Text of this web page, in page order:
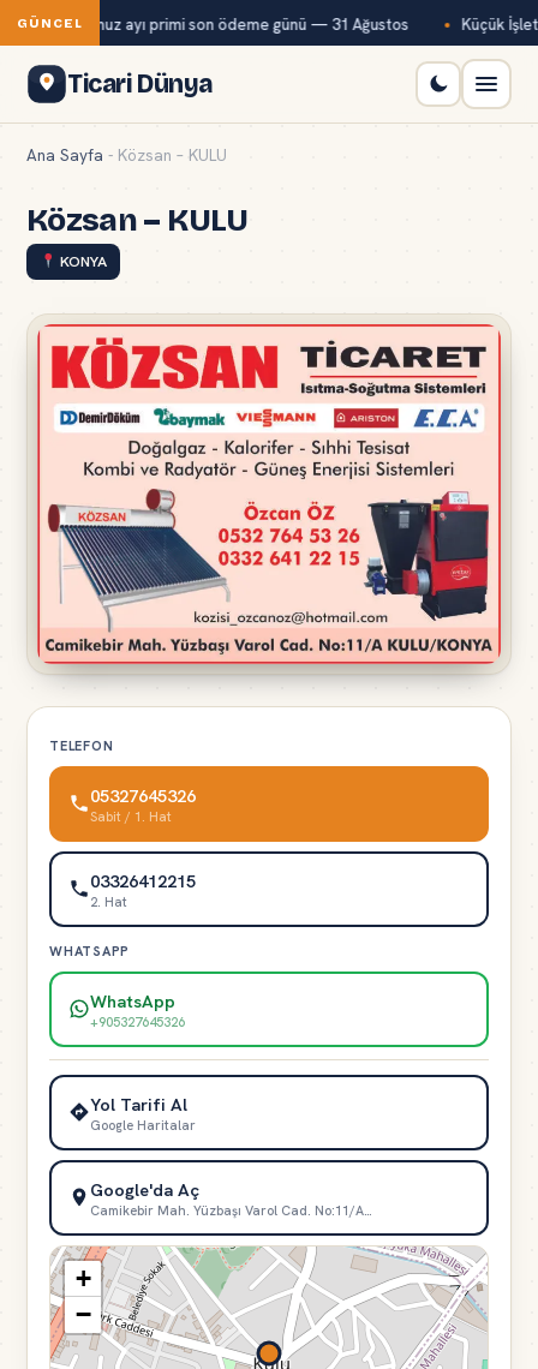
GÜNCEL
Kur temmuz ayı primi son ödeme günü — 31 Ağustos Küçük
Ticari Dünya
Ana Sayfa - Közsan – KULU
Közsan – KULU
KONYA
TELEFON
05327645326
Sabit / 1. Hat
03326412215
2. Hat
WHATSAPP
WhatsApp
+905327645326
Yol Tarifi Al
Google Haritalar
Google'da Aç
Camikebir Mah. Yüzbaşı Varol Cad. No:11/A…
+
−